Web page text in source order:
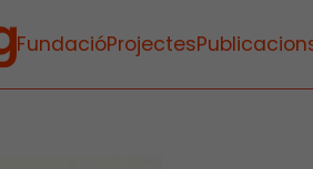
FundacióProjectes